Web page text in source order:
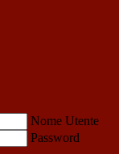
Nome Utente
Password